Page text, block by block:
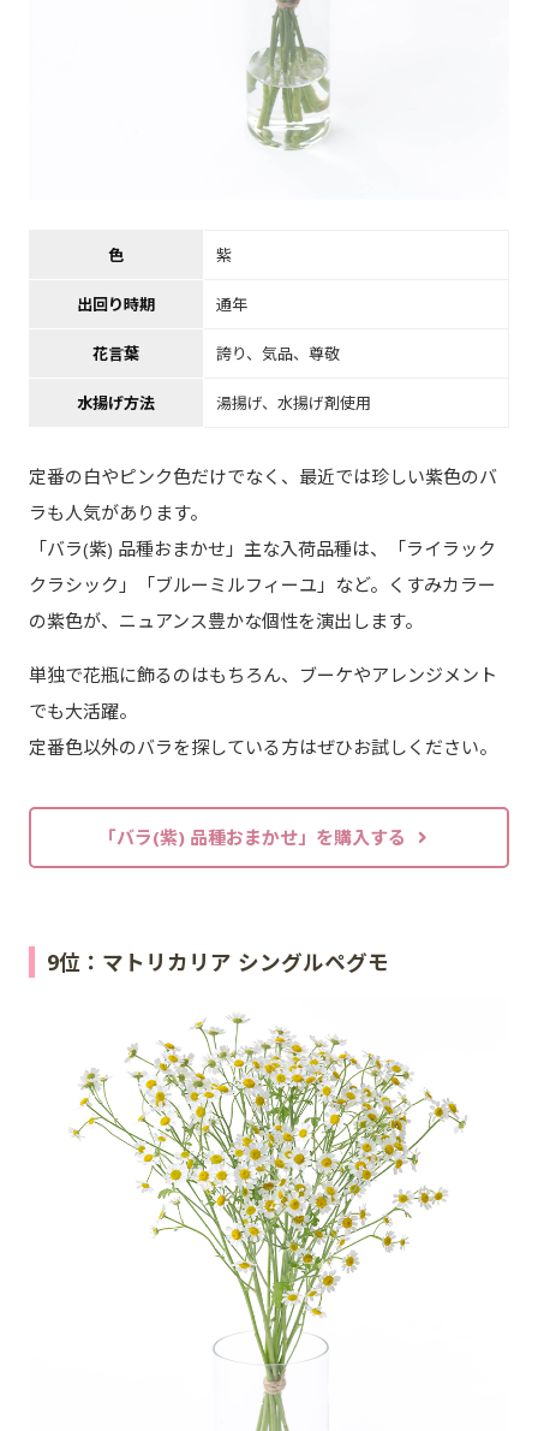
色 紫
出回り時期 通年
花言葉 誇り、気品、尊敬
水揚げ方法 湯揚げ、水揚げ剤使用
定番の白やピンク色だけでなく、最近では珍しい紫色のバ
ラも人気があります。
「バラ(紫) 品種おまかせ」主な入荷品種は、「ライラック
クラシック」「ブルーミルフィーユ」など。くすみカラー
の紫色が、ニュアンス豊かな個性を演出します。
単独で花瓶に飾るのはもちろん、ブーケやアレンジメント
でも大活躍。
定番色以外のバラを探している方はぜひお試しください。
「バラ(紫) 品種おまかせ」を購入する
9位：マトリカリア シングルペグモ